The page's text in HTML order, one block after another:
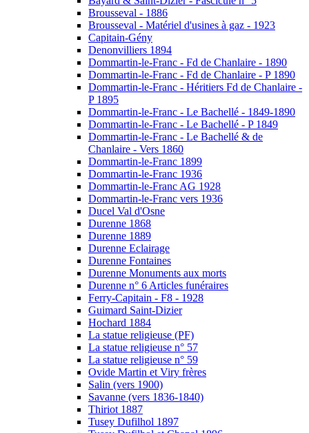
Brousseval - 1886
Brousseval - Matériel d'usines à gaz - 1923
Capitain-Gény
Denonvilliers 1894
Dommartin-le-Franc - Fd de Chanlaire - 1890
Dommartin-le-Franc - Fd de Chanlaire - P 1890
Dommartin-le-Franc - Héritiers Fd de Chanlaire -
P 1895
Dommartin-le-Franc - Le Bachellé - 1849-1890
Dommartin-le-Franc - Le Bachellé - P 1849
Dommartin-le-Franc - Le Bachellé & de
Chanlaire - Vers 1860
Dommartin-le-Franc 1899
Dommartin-le-Franc 1936
Dommartin-le-Franc AG 1928
Dommartin-le-Franc vers 1936
Ducel Val d'Osne
Durenne 1868
Durenne 1889
Durenne Eclairage
Durenne Fontaines
Durenne Monuments aux morts
Durenne n° 6 Articles funéraires
Ferry-Capitain - F8 - 1928
Guimard Saint-Dizier
Hochard 1884
La statue religieuse (PF)
La statue religieuse n° 57
La statue religieuse n° 59
Ovide Martin et Viry frères
Salin (vers 1900)
Savanne (vers 1836-1840)
Thiriot 1887
Tusey Dufilhol 1897